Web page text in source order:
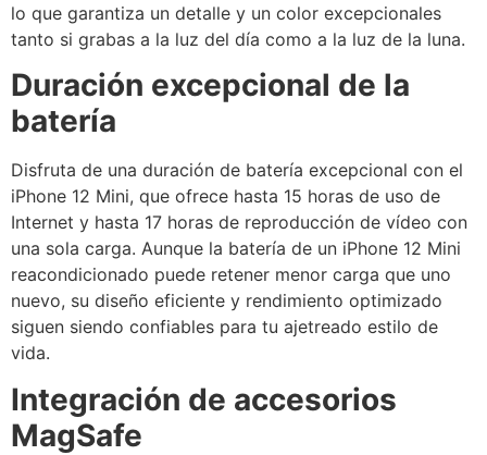
lo que garantiza un detalle y un color excepcionales
tanto si grabas a la luz del día como a la luz de la luna.
Duración excepcional de la
batería
Disfruta de una duración de batería excepcional con el
iPhone 12 Mini, que ofrece hasta 15 horas de uso de
Internet y hasta 17 horas de reproducción de vídeo con
una sola carga. Aunque la batería de un iPhone 12 Mini
reacondicionado puede retener menor carga que uno
nuevo, su diseño eficiente y rendimiento optimizado
siguen siendo confiables para tu ajetreado estilo de
vida.
Integración de accesorios
MagSafe